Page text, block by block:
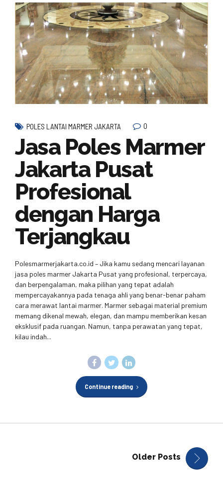
POLES LANTAI MARMER JAKARTA 0
Jasa Poles Marmer
Jakarta Pusat
Profesional
dengan Harga
Terjangkau
Polesmarmerjakarta.co.id – Jika kamu sedang mencari layanan
jasa poles marmer Jakarta Pusat yang profesional, terpercaya,
dan berpengalaman, maka pilihan yang tepat adalah
mempercayakannya pada tenaga ahli yang benar-benar paham
cara merawat lantai marmer. Marmer sebagai material premium
memang dikenal mewah, elegan, dan mampu memberikan kesan
eksklusif pada ruangan. Namun, tanpa perawatan yang tepat,
kilau indah...
Continue reading
Older Posts